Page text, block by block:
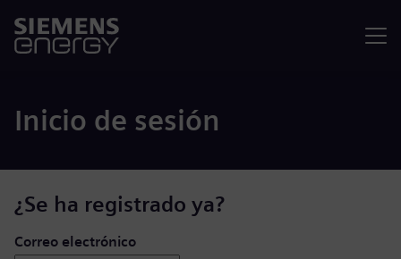
Inicio de sesión
¿Se ha registrado ya?
Iniciar de sesión: usuario y contraseña
Correo electrónico